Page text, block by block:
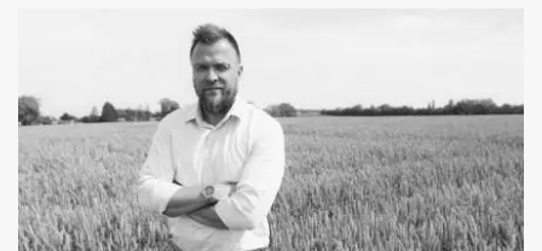
Landbrug er låst.
Kvalitetsjournalistik kræver research,
ekspertise og adgang til relevante kilder.
Men vi vil rigtig gerne tilbyde dig et
digitalt abonnement i 30 dage for kun
30 kroner.